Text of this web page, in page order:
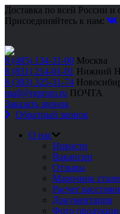
Доставка по всей России
Присоединяйтесь к нам:
8 (495) 134-31-00 Москва
8 (831) 214-01-01 Нижний
8 (383) 325-31-74
mail@rgprom.ru ПОЧТА
Заказать звонок
Обратный звонок
О нас
Новости
Вакансии
Отзывы
Марочник
Расчет
Документация
Фото